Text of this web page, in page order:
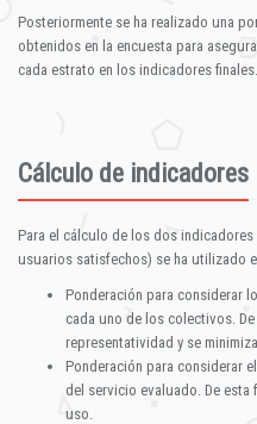
Posteriormente se ha realizado una
obtenidos en la encuesta para
cada estrato en los indicadores finales.
Cálculo de indicadores
Para el cálculo de los dos
usuarios satisfechos) se ha utilizado
Ponderación para considerar
cada uno de los colectivos.
representatividad y se
Ponderación para considerar
del servicio evaluado. De esta
uso.